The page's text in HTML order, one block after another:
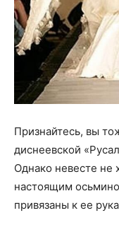
Признайтесь, вы
диснеевской
Однако невесте не
настоящим
привязаны к ее